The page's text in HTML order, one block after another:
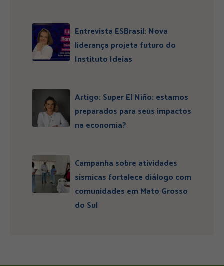
Entrevista ESBrasil: Nova
liderança projeta futuro do
Instituto Ideias
Artigo: Super El Niño: estamos
preparados para seus impactos
na economia?
Campanha sobre atividades
sísmicas fortalece diálogo com
comunidades em Mato Grosso
do Sul